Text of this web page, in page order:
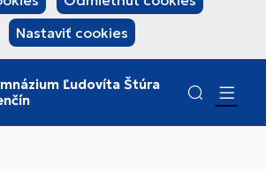
Nastaviť cookies
Ľudovíta Štúra